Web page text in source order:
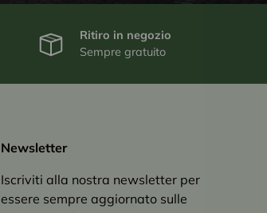
Ritiro in negozio
Sempre gratuito
Newsletter
Iscriviti alla nostra newsletter per
essere sempre aggiornato sulle